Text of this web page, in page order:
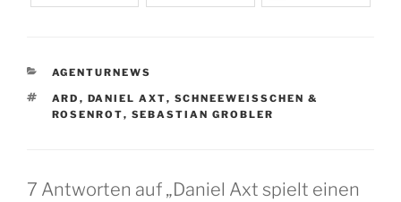
KATEGORIEN
AGENTURNEWS
SCHLAGWÖRTER
ARD , DANIEL AXT, SCHNEEWEISSCHEN & R
OSENROT
, SEBASTIAN GROBLER
7 Antworten auf „Daniel Axt spielt einen